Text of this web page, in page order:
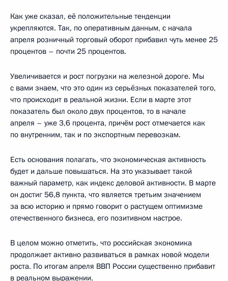
Как уже сказал, её положительные тенденции
укрепляются. Так, по оперативным данным, с начала
апреля розничный торговый оборот прибавил чуть менее 25
процентов – почти 25 процентов.
Увеличивается и рост погрузки на железной дороге. Мы
с вами знаем, что это один из серьёзных показателей того,
что происходит в реальной жизни. Если в марте этот
показатель был около двух процентов, то в начале
апреля – уже 3,6 процента, причём рост отмечается как
по внутренним, так и по экспортным перевозкам.
Есть основания полагать, что экономическая активность
будет и дальше повышаться. На это указывает такой
важный параметр, как индекс деловой активности. В марте
он достиг 56,8 пункта, что является третьим значением
за всю историю и прямо говорит о растущем оптимизме
отечественного бизнеса, его позитивном настрое.
В целом можно отметить, что российская экономика
продолжает активно развиваться в рамках новой модели
роста. По итогам апреля ВВП России существенно прибавит
в реальном выражении.